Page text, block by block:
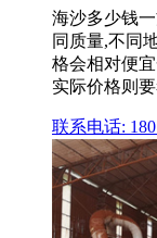
海沙多少钱
同质量,不同
格会相对便
实际价格则
联系电话: 180